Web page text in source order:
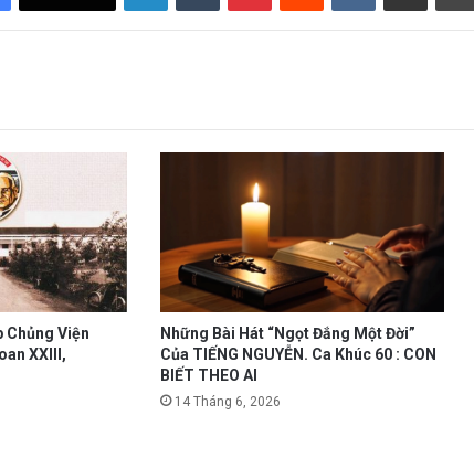
Chủng Viện
XXIII,
Những Bài Hát “Ngọt Đắng Một Đời”
Của TIẾNG NGUYỄN. Ca Khúc 60 : CON
BIẾT THEO AI
14 Tháng 6, 2026